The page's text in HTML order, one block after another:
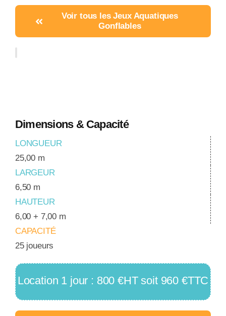
Voir tous les Jeux Aquatiques
Gonflables
Dimensions & Capacité
LONGUEUR
25,00 m
LARGEUR
6,50 m
HAUTEUR
6,00 + 7,00 m
CAPACITÉ
25 joueurs
Location 1 jour : 800 €HT soit 960 €TTC